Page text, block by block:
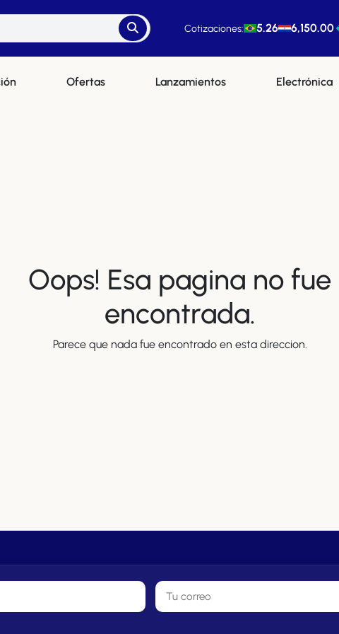
Cotizaciones: 5.26 6,150.00
Ofertas Lanzamientos Electrónica
Oops! Esa pagina no fue
encontrada.
Parece que nada fue encontrado en esta direccion.